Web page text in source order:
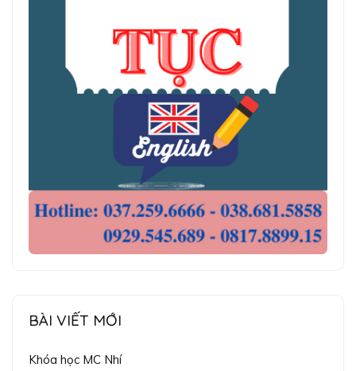
BÀI VIẾT MỚI
Khóa học MC Nhí